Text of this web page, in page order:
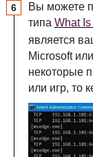
Вы можете
типа What
является
Microsoft
некоторые
или игр, то